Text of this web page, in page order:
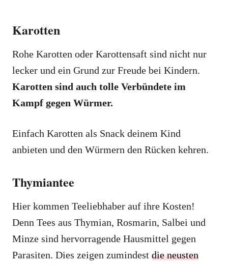
Karotten
Rohe Karotten oder Karottensaft sind nicht nur
lecker und ein Grund zur Freude bei Kindern.
Karotten sind auch tolle Verbündete im
Kampf gegen Würmer.
Einfach Karotten als Snack deinem Kind
anbieten und den Würmern den Rücken kehren.
Thymiantee
Hier kommen Teeliebhaber auf ihre Kosten!
Denn Tees aus Thymian, Rosmarin, Salbei und
Minze sind hervorragende Hausmittel gegen
Parasiten. Dies zeigen zumindest die neusten